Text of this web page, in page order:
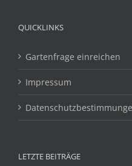
QUICKLINKS
Gartenfrage einreichen
Impressum
LETZTE BEITRÄGE